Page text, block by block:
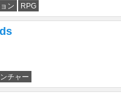
ン RPG
チャー